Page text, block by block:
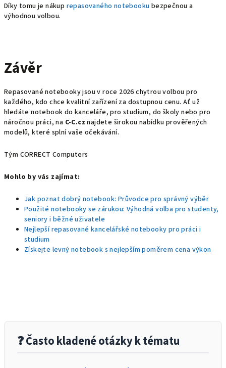
Díky tomu je nákup repasovaného notebooku bezpečnou a
výhodnou volbou.
Závěr
Repasované notebooky jsou v roce 2026 chytrou volbou pro
každého, kdo chce kvalitní zařízení za dostupnou cenu. Ať už
hledáte notebook do kanceláře, pro studium, do školy nebo pro
náročnou práci, na C‑C.cz najdete širokou nabídku prověřených
modelů, které splní vaše očekávání.
Tým CORRECT Computers
Mohlo by vás zajímat:
Jak poznat dobrý notebook: Průvodce pro správný výběr
Použité notebooky se zárukou: Výhodná volba pro studenty,
seniory i běžné uživatele
Nejlepší repasované kancelářské notebooky pro práci i
studium
Získejte levný notebook s nejlepším poměrem cena výkon
❓ Často kladené otázky k tématu